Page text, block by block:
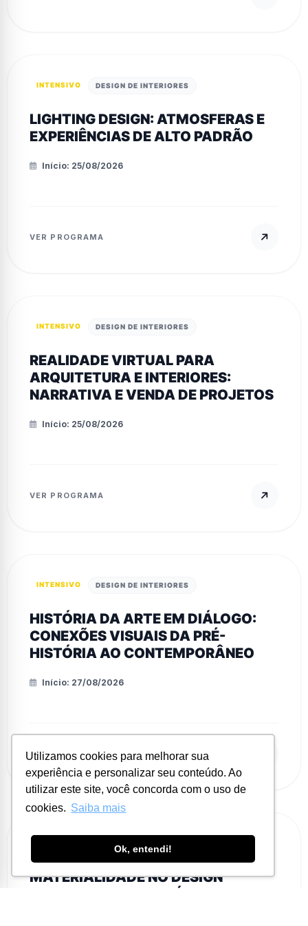
Utilizamos cookies para melhorar sua
experiência e personalizar seu conteúdo. Ao
utilizar este site, você concorda com o uso de
cookies. Saiba mais
Ok, entendi!
INTENSIVO DESIGN DE INTERIORES
LIGHTING DESIGN: ATMOSFERAS E
EXPERIÊNCIAS DE ALTO PADRÃO
Início: 25/08/2026
VER PROGRAMA
INTENSIVO DESIGN DE INTERIORES
REALIDADE VIRTUAL PARA
ARQUITETURA E INTERIORES:
NARRATIVA E VENDA DE PROJETOS
Início: 25/08/2026
VER PROGRAMA
INTENSIVO DESIGN DE INTERIORES
HISTÓRIA DA ARTE EM DIÁLOGO:
CONEXÕES VISUAIS DA PRÉ-
HISTÓRIA AO CONTEMPORÂNEO
Início: 27/08/2026
VER PROGRAMA
MATERIALIDADE NO DESIGN